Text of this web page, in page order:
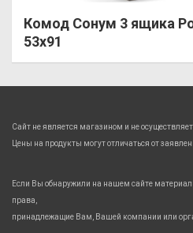
Комод Сонум 3 ящика
53х91
Сайт не является магазином и не
Цены на продукты могут отличаться от
Если Вы обнаружили на нашем сайте
права,
принадлежащие Вам, Вашей компании или